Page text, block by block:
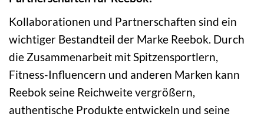
Kollaborationen und Partnerschaften sind ein
wichtiger Bestandteil der Marke Reebok. Durch
die Zusammenarbeit mit Spitzensportlern,
Fitness-Influencern und anderen Marken kann
Reebok seine Reichweite vergrößern,
authentische Produkte entwickeln und seine